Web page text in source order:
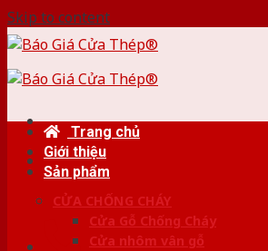
Skip to content
Trang chủ
Giới thiệu
Sản phẩm
CỬA CHỐNG CHÁY
Cửa Gỗ Chống Cháy
Cửa nhôm vân gỗ